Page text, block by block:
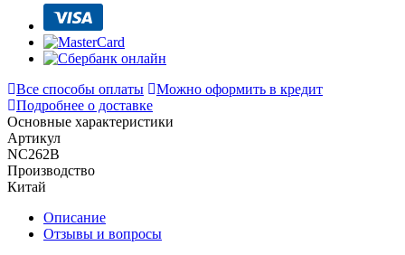
Все способы оплаты
Можно оформить в кредит
Подробнее о доставке
Основные характеристики
Артикул
NC262B
Производство
Китай
Описание
Отзывы и вопросы